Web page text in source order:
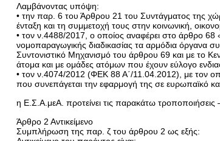
Λαμβάνοντας υπόψη:
• την παρ. 6 του Άρθρου 21 του Συντάγματος της
ένταξη και τη συμμετοχή τους στην κοινωνική,
• τον ν.4488/2017, ο οποίος αναφέρει στο άρθρο 68
νομοπαραγωγικής διαδικασίας τα αρμόδια όργανα
Συντονιστικό Μηχανισμό του άρθρου 69 και με το
άτομα και με ομάδες ατόμων που έχουν εύλογο
• τον ν.4074/2012 (ΦΕΚ 88 Α΄/11.04.2012), με τον
που συνεπάγεται την εφαρμογή της σε ευρωπαϊκό
η Ε.Σ.Α.μεΑ. προτείνει τις παρακάτω
Άρθρο 2 Αντικείμενο
Συμπλήρωση της παρ. ζ του άρθρου 2 ως εξής: